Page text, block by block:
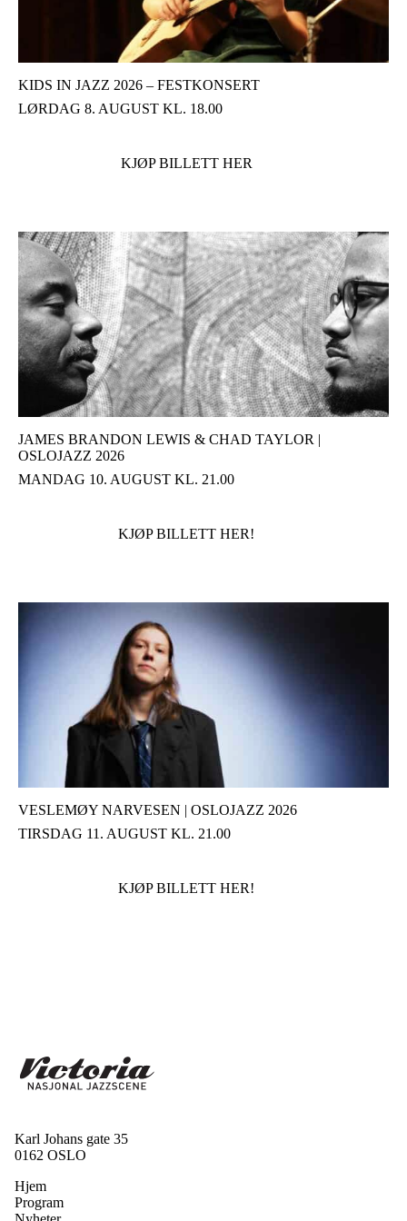
KIDS IN JAZZ 2026 – FESTKONSERT
LØRDAG 8. AUGUST KL. 18.00
KJØP BILLETT HER
JAMES BRANDON LEWIS & CHAD TAYLOR |
OSLOJAZZ 2026
MANDAG 10. AUGUST KL. 21.00
KJØP BILLETT HER!
VESLEMØY NARVESEN | OSLOJAZZ 2026
TIRSDAG 11. AUGUST KL. 21.00
KJØP BILLETT HER!
Karl Johans gate 35
0162 OSLO
Hjem
Program